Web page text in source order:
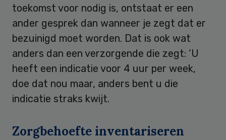
toekomst voor nodig is, ontstaat er een
ander gesprek dan wanneer je zegt dat er
bezuinigd moet worden. Dat is ook wat
anders dan een verzorgende die zegt: ‘U
heeft een indicatie voor 4 uur per week,
doe dat nou maar, anders bent u die
indicatie straks kwijt.
Zorgbehoefte inventariseren